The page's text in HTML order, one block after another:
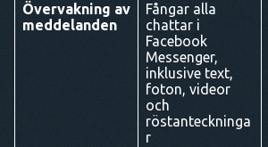
Övervakning av
meddelanden
Fångar alla
chattar i
Facebook
Messenger,
inklusive text,
foton, videor
och
röstanteckninga
r